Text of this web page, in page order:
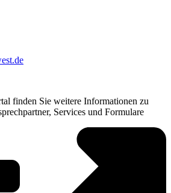
finden Sie weitere Informationen zu
Services und Formulare